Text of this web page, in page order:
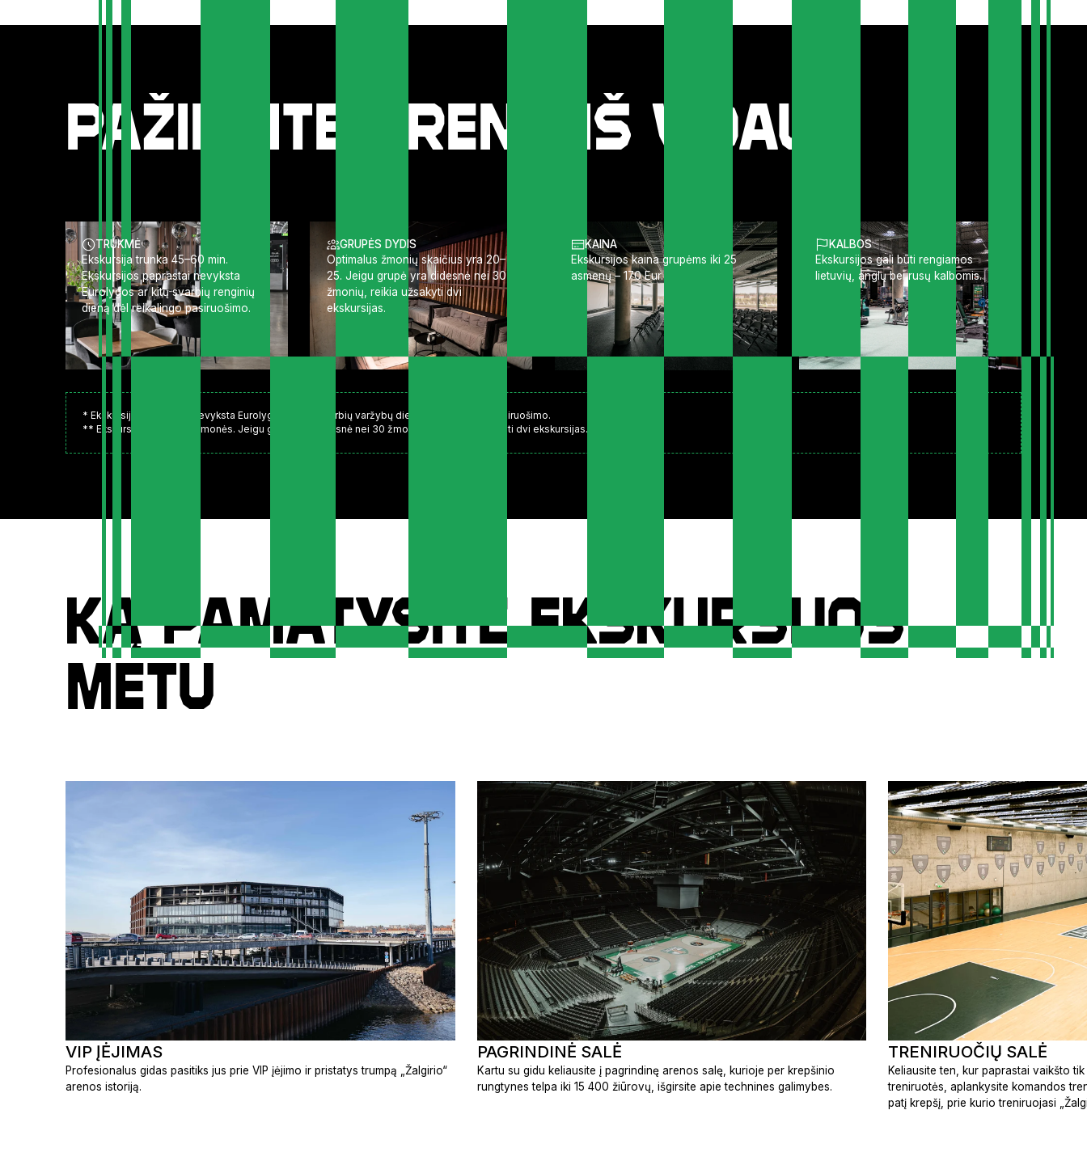
Pažinkite areną iš vidaus
TRUKMĖ
Ekskursija trunka 45–60 min.
Ekskursijos paprastai nevyksta
Eurolygos ar kitų svarbių renginių
dieną dėl reikalingo pasiruošimo.
GRUPĖS DYDIS
Optimalus žmonių skaičius yra 20–
25. Jeigu grupė yra didesnė nei 30
žmonių, reikia užsakyti dvi
ekskursijas.
KAINA
Ekskursijos kaina grupėms iki 25
asmenų – 170 Eur.
KALBOS
Ekskursijos gali būti rengiamos
lietuvių, anglų bei rusų kalbomis.
* Ekskursijos paprastai nevyksta Eurolygos ar kitų svarbių varžybų dieną dėl reikalingo pasiruošimo.
** Ekskursijoje telpa 25 žmonės. Jeigu grupė yra didesnė nei 30 žmonių, reikalinga užsakyti dvi ekskursijas.
Ką pamatysite ekskursijos
metu
VIP ĮĖJIMAS
Profesionalus gidas pasitiks jus prie VIP įėjimo ir pristatys trumpą „Žalgirio“
arenos istoriją.
PAGRINDINĖ SALĖ
Kartu su gidu keliausite į pagrindinę arenos salę, kurioje per krepšinio
rungtynes telpa iki 15 400 žiūrovų, išgirsite apie technines galimybes.
TRENIRUOČIŲ SALĖ
Keliausite ten, kur paprastai vaikšto
treniruotės, aplankysite komandos
patį krepšį, prie kurio treniruojasi